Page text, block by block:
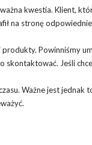
kwestia. Klient,
na stronę
Powinniśmy
skontaktować. Jeśli
Ważne jest jednak